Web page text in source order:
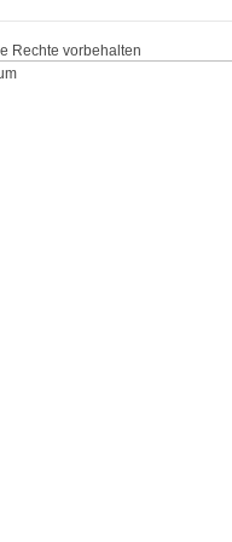
Rechte vorbehalten